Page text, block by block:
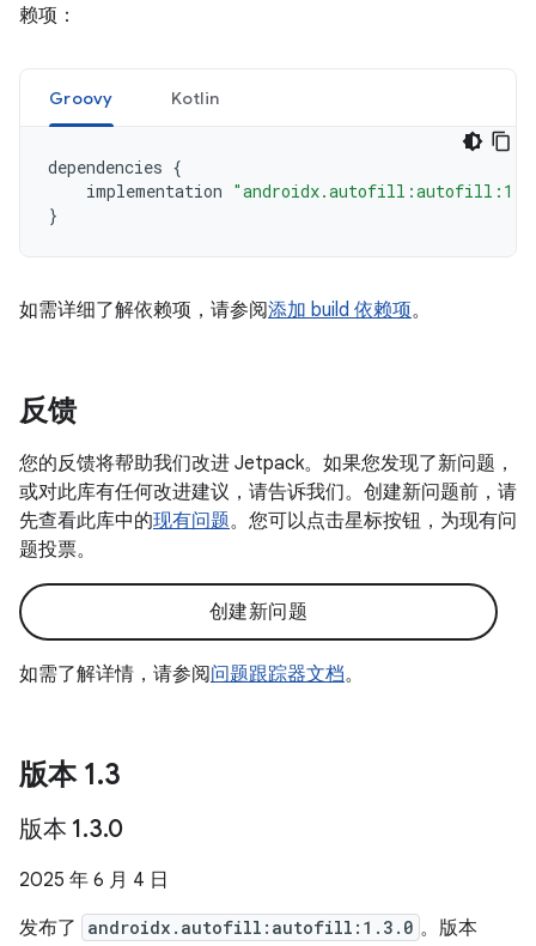
赖项：
Groovy Kotlin
dependencies {
implementation
}
如需详细了解依赖项，请参阅添加 build 依赖项。
反馈
您的反馈将帮助我们改进 Jetpack。如果您发现了新问题，
或对此库有任何改进建议，请告诉我们。创建新问题前，请
先查看此库中的现有问题。您可以点击星标按钮，为现有问
题投票。
创建新问题
如需了解详情，请参阅问题跟踪器文档。
版本 1.3
版本 1.3.0
2025 年 6 月 4 日
发布了
androidx.autofill:autofill:1.3.0 。版本